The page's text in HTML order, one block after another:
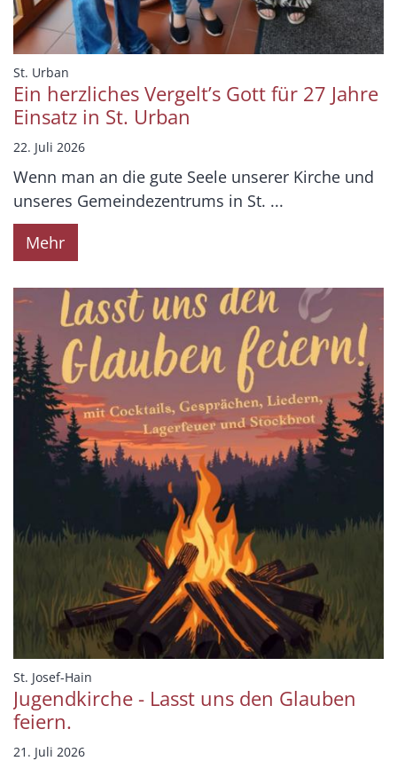
St. Urban
Ein herzliches Vergelt’s Gott für 27 Jahre
Einsatz in St. Urban
22. Juli 2026
Wenn man an die gute Seele unserer Kirche und
unseres Gemeindezentrums in St. ...
Mehr
St. Josef-Hain
Jugendkirche - Lasst uns den Glauben
feiern.
21. Juli 2026